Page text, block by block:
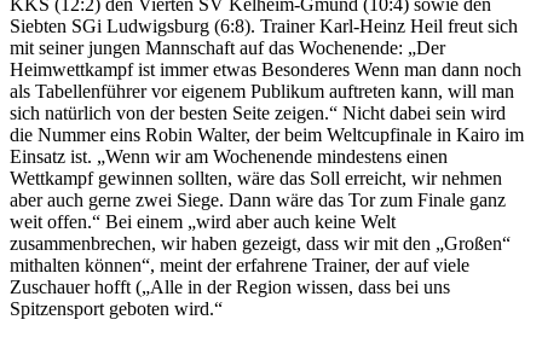
Siebten SGi Ludwigsburg (6:8). Trainer Karl-Heinz Heil freut sich
mit seiner jungen Mannschaft auf das Wochenende: „Der
Heimwettkampf ist immer etwas Besonderes Wenn man dann noch
als Tabellenführer vor eigenem Publikum auftreten kann, will man
sich natürlich von der besten Seite zeigen.“ Nicht dabei sein wird
die Nummer eins Robin Walter, der beim Weltcupfinale in Kairo im
Einsatz ist. „Wenn wir am Wochenende mindestens einen
Wettkampf gewinnen sollten, wäre das Soll erreicht, wir nehmen
aber auch gerne zwei Siege. Dann wäre das Tor zum Finale ganz
weit offen.“ Bei einem „wird aber auch keine Welt
zusammenbrechen, wir haben gezeigt, dass wir mit den „Großen“
mithalten können“, meint der erfahrene Trainer, der auf viele
Zuschauer hofft („Alle in der Region wissen, dass bei uns
Spitzensport geboten wird.“